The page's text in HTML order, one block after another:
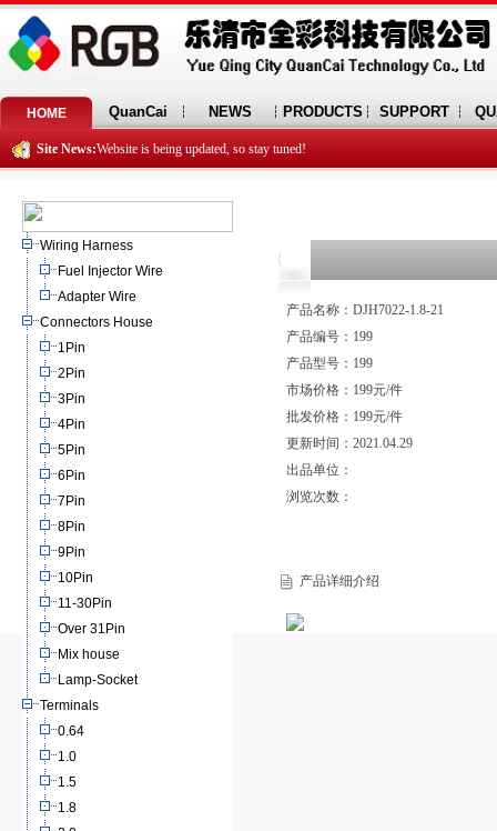
HOME QuanCai NEWS PRODUCTS SUPPORT
Site News:Website is being updated, so stay tuned!
Wiring Harness
Fuel Injector Wire
Adapter Wire
Connectors House
1Pin
2Pin
3Pin
4Pin
5Pin
6Pin
7Pin
8Pin
9Pin
10Pin
11-30Pin
Over 31Pin
Mix house
Lamp-Socket
Terminals
0.64
1.0
1.5
1.8
产品名称：DJH7022-1.8-21
产品编号：199
产品型号：199
市场价格：199元/件
批发价格：199元/件
更新时间：2021.04.29
出品单位：
浏览次数：
产品详细介绍